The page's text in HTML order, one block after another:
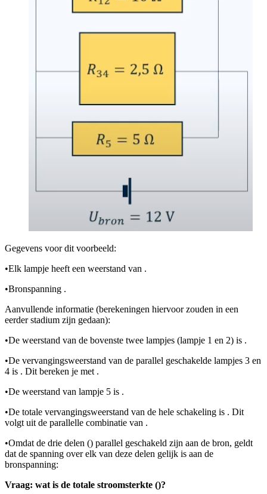
Gegevens voor dit voorbeeld:
•Elk lampje heeft een weerstand van .
•Bronspanning .
Aanvullende informatie (berekeningen hiervoor zouden in een
eerder stadium zijn gedaan):
•De weerstand van de bovenste twee lampjes (lampje 1 en 2) is .
•De vervangingsweerstand van de parallel geschakelde lampjes 3 en
4 is . Dit bereken je met .
•De weerstand van lampje 5 is .
•De totale vervangingsweerstand van de hele schakeling is . Dit
volgt uit de parallelle combinatie van .
•Omdat de drie delen () parallel geschakeld zijn aan de bron, geldt
dat de spanning over elk van deze delen gelijk is aan de
bronspanning:
Vraag: wat is de totale stroomsterkte ()?